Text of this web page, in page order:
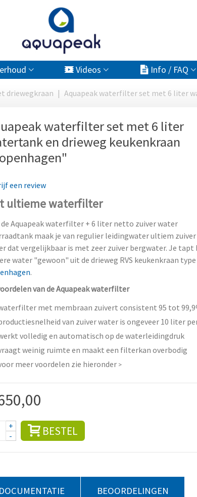
Videos Info / FAQ
driewegkraan | Aquapeak waterfilter set met 6 liter
waterfilter set met 6 liter
en drieweg keukenkraan
een review
ultieme waterfilter
Aquapeak waterfilter + 6 liter netto zuiver water
maak je van regulier leidingwater ultiem zuiver
dat vergelijkbaar is met zeer zuiver bergwater. Je tapt
water "gewoon" uit de drieweg RVS keukenkraan type
.
van de Aquapeak waterfilter
met membraan zuivert consistent 95 tot
van zuiver water is ongeveer 10 liter
volledig en automatisch op de waterleidingdruk
weinig ruimte en maakt een filterkan overbodig
meer voordelen zie hieronder >
-
+ BESTEL
DOCUMENTATIE BEOORDELINGEN